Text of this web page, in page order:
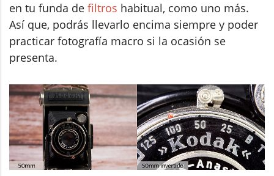
en tu funda de filtros habitual, como uno más.
Así que, podrás llevarlo encima siempre y poder
practicar fotografía macro si la ocasión se
presenta.